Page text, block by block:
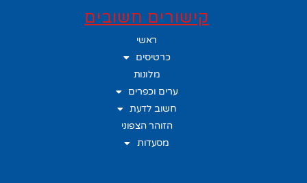
קישורים חשובים
ראשי
כרטיסים
מלונות
ערים וכפרים
חשוב לדעת
הזוהר הצפוני
מסעדות